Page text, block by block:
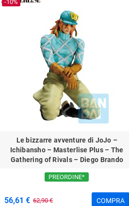
-10%
Le bizzarre avventure di JoJo –
Ichibansho – Masterlise Plus – The
Gathering of Rivals – Diego Brando
PREORDINE*
56,61 € 62,90 € COMPRA